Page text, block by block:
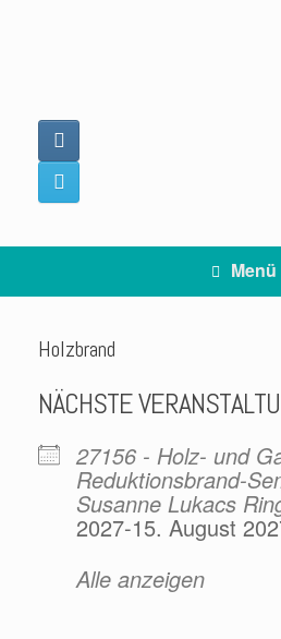
Menü
Holzbrand
NÄCHSTE
27156 - Holz- und
Reduktionsbrand-
Susanne Lukacs
2027-15. August
Alle anzeigen